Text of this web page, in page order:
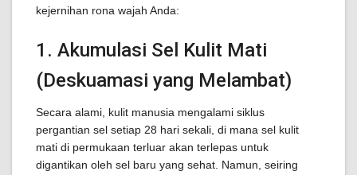
kejernihan rona wajah Anda:
1. Akumulasi Sel Kulit Mati
(Deskuamasi yang Melambat)
Secara alami, kulit manusia mengalami siklus
pergantian sel setiap 28 hari sekali, di mana sel kulit
mati di permukaan terluar akan terlepas untuk
digantikan oleh sel baru yang sehat. Namun, seiring